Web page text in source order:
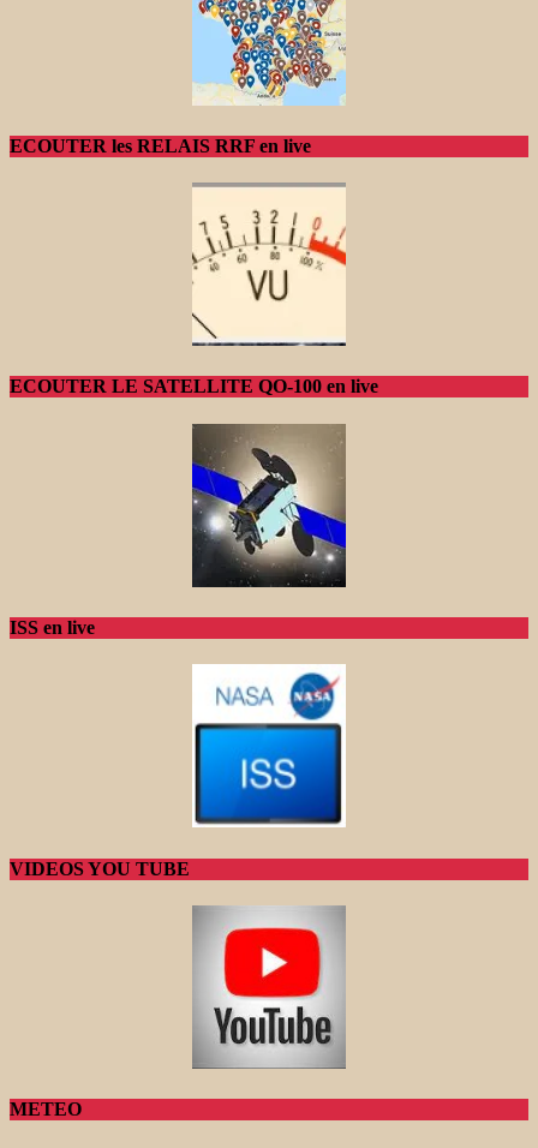
ECOUTER les RELAIS RRF en live
ECOUTER LE SATELLITE QO-100 en live
ISS en live
VIDEOS YOU TUBE
METEO